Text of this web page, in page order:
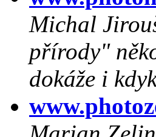
Michal
přírody"
dokáže i